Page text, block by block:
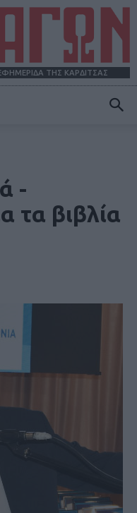
ΤΗΣ ΚΑΡΔΙΤΣΑΣ
-
τα βιβλία